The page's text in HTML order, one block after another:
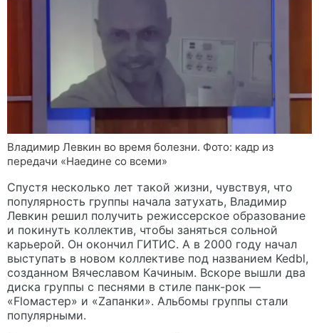
Владимир Левкин во время болезни. Фото: кадр из
передачи «Наедине со всеми»
Спустя несколько лет такой жизни, чувствуя, что
популярность группы начала затухать, Владимир
Левкин решил получить режиссерское образование
и покинуть коллектив, чтобы заняться сольной
карьерой. Он окончил ГИТИС. А в 2000 году начал
выступать в новом коллективе под названием Kedbl,
созданном Вячеславом Качиным. Вскоре вышли два
диска группы с песнями в стиле панк-рок —
«Floмастер» и «Zапанки». Альбомы группы стали
популярными.